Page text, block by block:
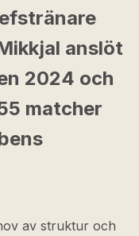
anslöt
2024 och
matcher
av struktur och